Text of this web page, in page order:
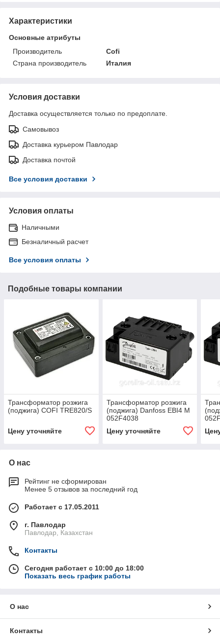
Характеристики
Основные атрибуты
Производитель
Cofi
Страна производитель
Италия
Условия доставки
Доставка осуществляется только по предоплате.
Самовывоз
Доставка курьером Павлодар
Доставка почтой
Все условия доставки
Условия оплаты
Наличными
Безналичный расчет
Все условия оплаты
Подобные товары компании
Трансформатор розжига
(поджига) COFI TRE820/S
Цену уточняйте
Трансформатор розжига
(поджига) Danfoss EBI4 M
052F4038
Цену уточняйте
О нас
Рейтинг не сформирован
Менее 5 отзывов за последний год
Работает с 17.05.2011
г. Павлодар
Павлодар, Казахстан
Контакты
Сегодня работает с 10:00 до 18:00
Показать весь график работы
О нас
Контакты